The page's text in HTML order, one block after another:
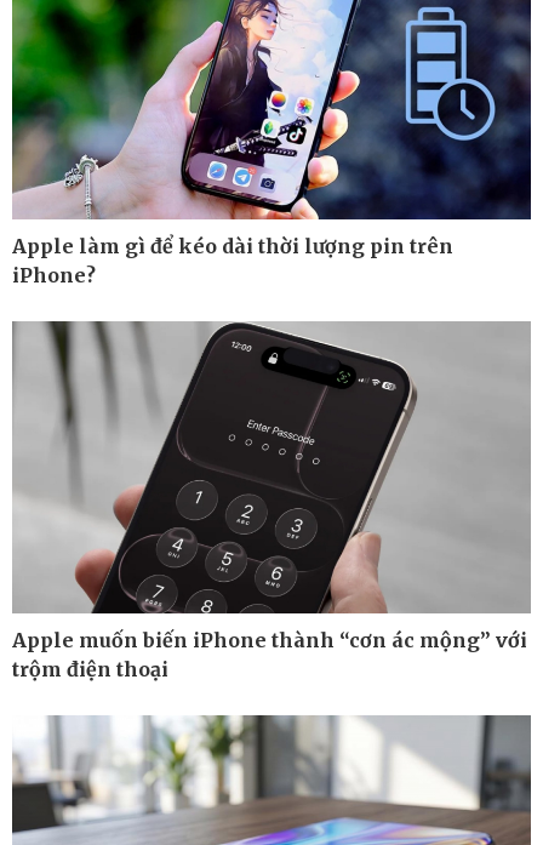
Ô tô - Xe máy
Ô tô
Xe máy
Doanh nghiệp
Thông tin doanh nghiệp
Doanh nghiệp 24h
Doanh nhân
Vì cộng đồng
Apple làm gì để kéo dài thời lượng pin trên
iPhone?
Apple muốn biến iPhone thành “cơn ác mộng” với
trộm điện thoại